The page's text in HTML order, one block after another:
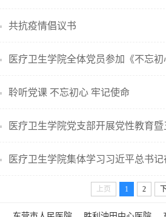
共抗疫情倡议书
医疗卫生学院全体党员参加《不忘
聆听党课 不忘初心 牢记使命
医疗卫生学院党支部开展党性教育
医疗卫生学院集体学习习近平总书
上页 1 2